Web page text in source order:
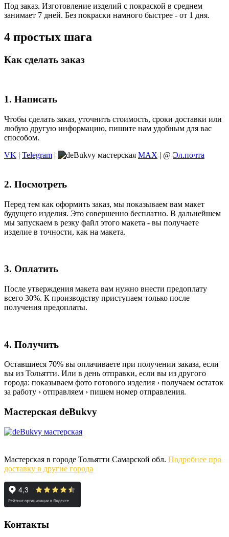
Под заказ. Изготовление изделий с покраской в среднем
занимает 7 дней. Без покраски намного быстрее - от 1 дня.
4 простых шага
Как сделать заказ
1. Написать
Чтобы сделать заказ, уточнить стоимость, сроки доставки или
любую другую информацию, пишите нам удобным для вас
способом.
VK | Telegram | MAX | @ Эл.почта
2. Посмотреть
Перед тем как оформить заказ, мы показываем вам макет
будущего изделия. Это совершенно бесплатно. В дальнейшем
мы запускаем в резку файл этого макета - вы получаете
изделие в точности, как на макета.
3. Оплатить
После утверждения макета вам нужно внести предоплату
всего 30%. К производству приступаем только после
получения предоплаты.
4. Получить
Оставшиеся 70% вы оплачиваете при получении заказа, если
вы из Тольятти. Или в день отправки, если вы из другого
города: показываем фото готового изделия › получаем остаток
за работу › отправляем › пишем номер отправления.
Мастерская deBukvy
Мастерская в городе Тольятти Самарской обл. Подробнее про
доставку в другие города
Контакты